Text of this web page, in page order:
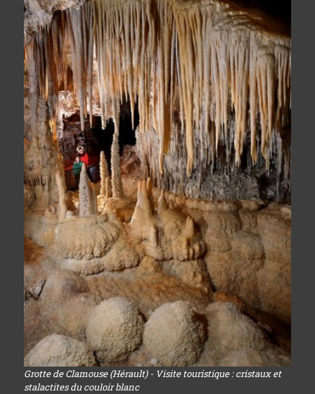
Grotte de Clamouse (Hérault) - Visite touristique : cristaux et
stalactites du couloir blanc